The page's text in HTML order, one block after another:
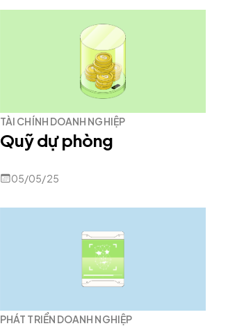
TÀI CHÍNH DOANH NGHIỆP
Quỹ dự phòng
05/05/25
PHÁT TRIỂN DOANH NGHIỆP